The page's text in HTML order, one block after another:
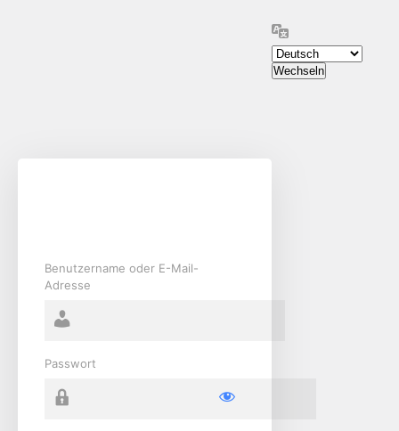
Benutzername oder E-Mail-
Adresse
Passwort
Sprache